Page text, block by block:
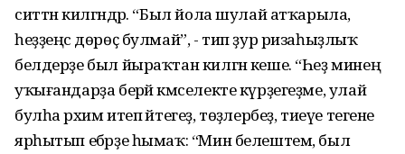
ситтән килгәндәр. “Был йола шулай атҡарыла,
һеҙҙеңсә дөрөҫ булмай”, - тип ҙур ризаһыҙлыҡ
белдерҙе был йыраҡтан килгән кеше. “Һеҙ минең
уҡығандарҙа берәй кәмселекте күрҙегеҙме, улай
булһа рәхим итеп әйтегеҙ, төҙәлербеҙ, тиеүе тегене
ярһытып ебәрҙе һымаҡ: “Мин белештем, был